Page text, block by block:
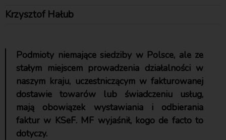
Krzysztof Hałub
Podmioty niemające siedziby w Polsce, ale ze
stałym miejscem prowadzenia działalności w
naszym kraju, uczestniczącym w fakturowanej
dostawie towarów lub świadczeniu usług,
mają obowiązek wystawiania i odbierania
faktur w KSeF. MF wyjaśnił, kogo de facto to
dotyczy.